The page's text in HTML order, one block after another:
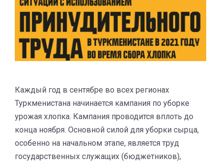
Каждый год в сентябре во всех регионах
Туркменистана начинается кампания по уборке
урожая хлопка. Кампания проводится вплоть до
конца ноября. Основной силой для уборки сырца,
особенно на начальном этапе, является труд
государственных служащих (бюджетников),